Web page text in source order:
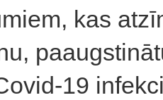
kas
19